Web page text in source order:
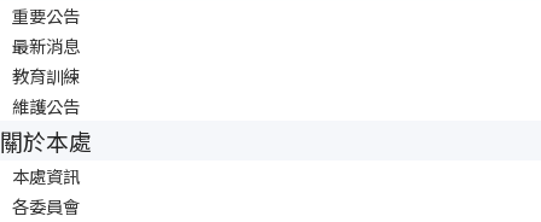
重要公告
最新消息
教育訓練
維護公告
關於本處
本處資訊
各委員會